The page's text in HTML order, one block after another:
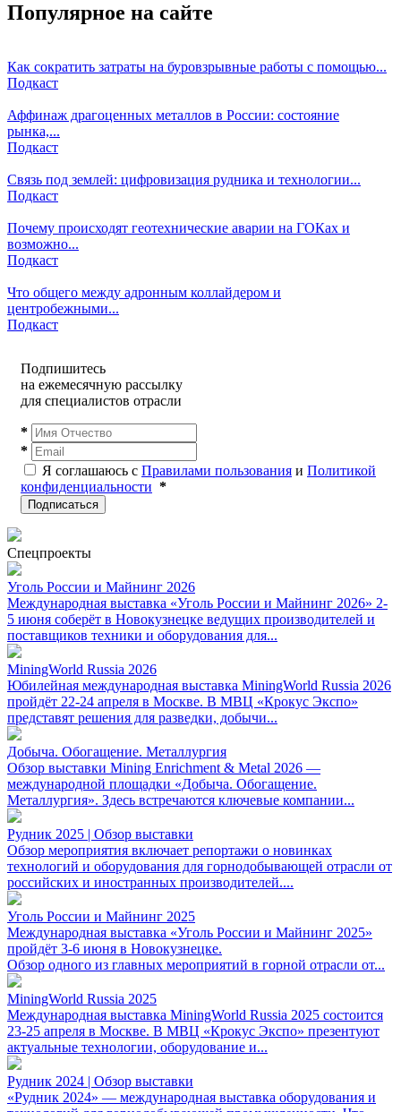
Популярное на сайте
Как сократить затраты на буровзрывные работы с помощью...
Подкаст
Аффинаж драгоценных металлов в России: состояние
рынка,...
Подкаст
Связь под землей: цифровизация рудника и технологии...
Подкаст
Почему происходят геотехнические аварии на ГОКах и
возможно...
Подкаст
Что общего между адронным коллайдером и
центробежными...
Подкаст
Подпишитесь
на ежемесячную рассылку
для специалистов отрасли
*
*
Я соглашаюсь с Правилами пользования и Политикой
конфиденциальности *
Подписаться
Спецпроекты
Уголь России и Майнинг 2026
Международная выставка «Уголь России и Майнинг 2026» 2-
5 июня соберёт в Новокузнецке ведущих производителей и
поставщиков техники и оборудования для...
MiningWorld Russia 2026
Юбилейная международная выставка MiningWorld Russia 2026
пройдёт 22-24 апреля в Москве. В МВЦ «Крокус Экспо»
представят решения для разведки, добычи...
Добыча. Обогащение. Металлургия
Обзор выставки Mining Enrichment & Metal 2026 —
международной площадки «Добыча. Обогащение.
Металлургия». Здесь встречаются ключевые компании...
Рудник 2025 | Обзор выставки
Обзор мероприятия включает репортажи о новинках
технологий и оборудования для горнодобывающей отрасли от
российских и иностранных производителей....
Уголь России и Майнинг 2025
Международная выставка «Уголь России и Майнинг 2025»
пройдёт 3-6 июня в Новокузнецке.
Обзор одного из главных мероприятий в горной отрасли от...
MiningWorld Russia 2025
Международная выставка MiningWorld Russia 2025 состоится
23-25 апреля в Москве. В МВЦ «Крокус Экспо» презентуют
актуальные технологии, оборудование и...
Рудник 2024 | Обзор выставки
«Рудник 2024» — международная выставка оборудования и